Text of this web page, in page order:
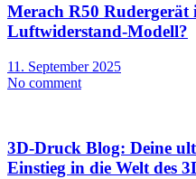
Merach R50 Rudergerät
Luftwiderstand-Modell?
11. September 2025
No comment
3D-Druck Blog: Deine
Einstieg in die Welt des